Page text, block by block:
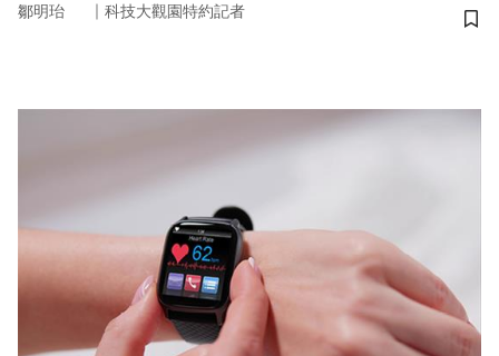
鄒明珆 ｜ 科技大觀園特約記者
儲